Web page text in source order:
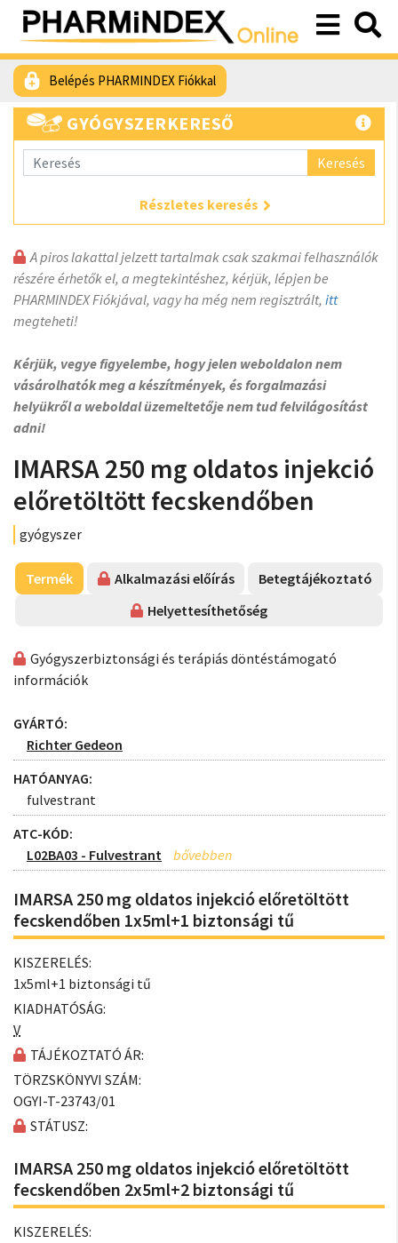
Belépés PHARMINDEX Fiókkal
GYÓGYSZERKERESŐ
Keresés
Részletes keresés
A piros lakattal jelzett tartalmak csak szakmai felhasználók
részére érhetők el, a megtekintéshez, kérjük, lépjen be
PHARMINDEX Fiókjával, vagy ha még nem regisztrált, itt
megteheti!
Kérjük, vegye figyelembe, hogy jelen weboldalon nem
vásárolhatók meg a készítmények, és forgalmazási
helyükről a weboldal üzemeltetője nem tud felvilágosítást
adni!
IMARSA 250 mg oldatos injekció
előretöltött fecskendőben
gyógyszer
Termék Alkalmazási előírás
Betegtájékoztató
Helyettesíthetőség
Gyógyszerbiztonsági és terápiás döntéstámogató
információk
GYÁRTÓ:
Richter Gedeon
HATÓANYAG:
fulvestrant
ATC-KÓD:
L02BA03 - Fulvestrant
IMARSA 250 mg oldatos injekció előretöltött
fecskendőben 1x5ml+1 biztonsági tű
KISZERELÉS:
1x5ml+1 biztonsági tű
KIADHATÓSÁG:
V
TÁJÉKOZTATÓ ÁR:
TÖRZSKÖNYVI SZÁM:
OGYI-T-23743/01
STÁTUSZ:
IMARSA 250 mg oldatos injekció előretöltött
fecskendőben 2x5ml+2 biztonsági tű
KISZERELÉS: